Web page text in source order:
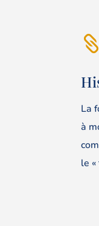

La
à
le